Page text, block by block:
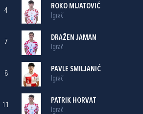
4
ROKO MIJATOVIĆ
Igrač
7
DRAŽEN JAMAN
Igrač
8
PAVLE SMILJANIĆ
Igrač
11
PATRIK HORVAT
Igrač